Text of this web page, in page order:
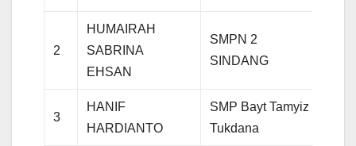
2
HUMAIRAH
SABRINA
EHSAN
SMPN 2
SINDANG
3
HANIF
HARDIANTO
SMP Bayt Tamyiz
Tukdana